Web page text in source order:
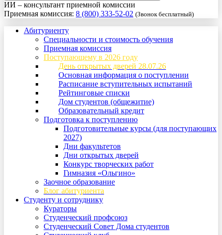
ИИ – консультант приемной комиссии
Приемная комиссия: 8 (800) 333-52-02 (Звонок бесплатный)
Абитуриенту
Специальности и стоимость обучения
Приемная комиссия
Поступающему в 2026 году
День открытых дверей 28.07.26
Основная информация о поступлении
Расписание вступительных испытаний
Рейтинговые списки
Дом студентов (общежитие)
Образовательный кредит
Подготовка к поступлению
Подготовительные курсы (для поступающих
2027)
Дни факультетов
Дни открытых дверей
Конкурс творческих работ
Гимназия «Ольгино»
Заочное образование
Блог абитуриента
Студенту и сотруднику
Кураторы
Студенческий профсоюз
Студенческий Совет Дома студентов